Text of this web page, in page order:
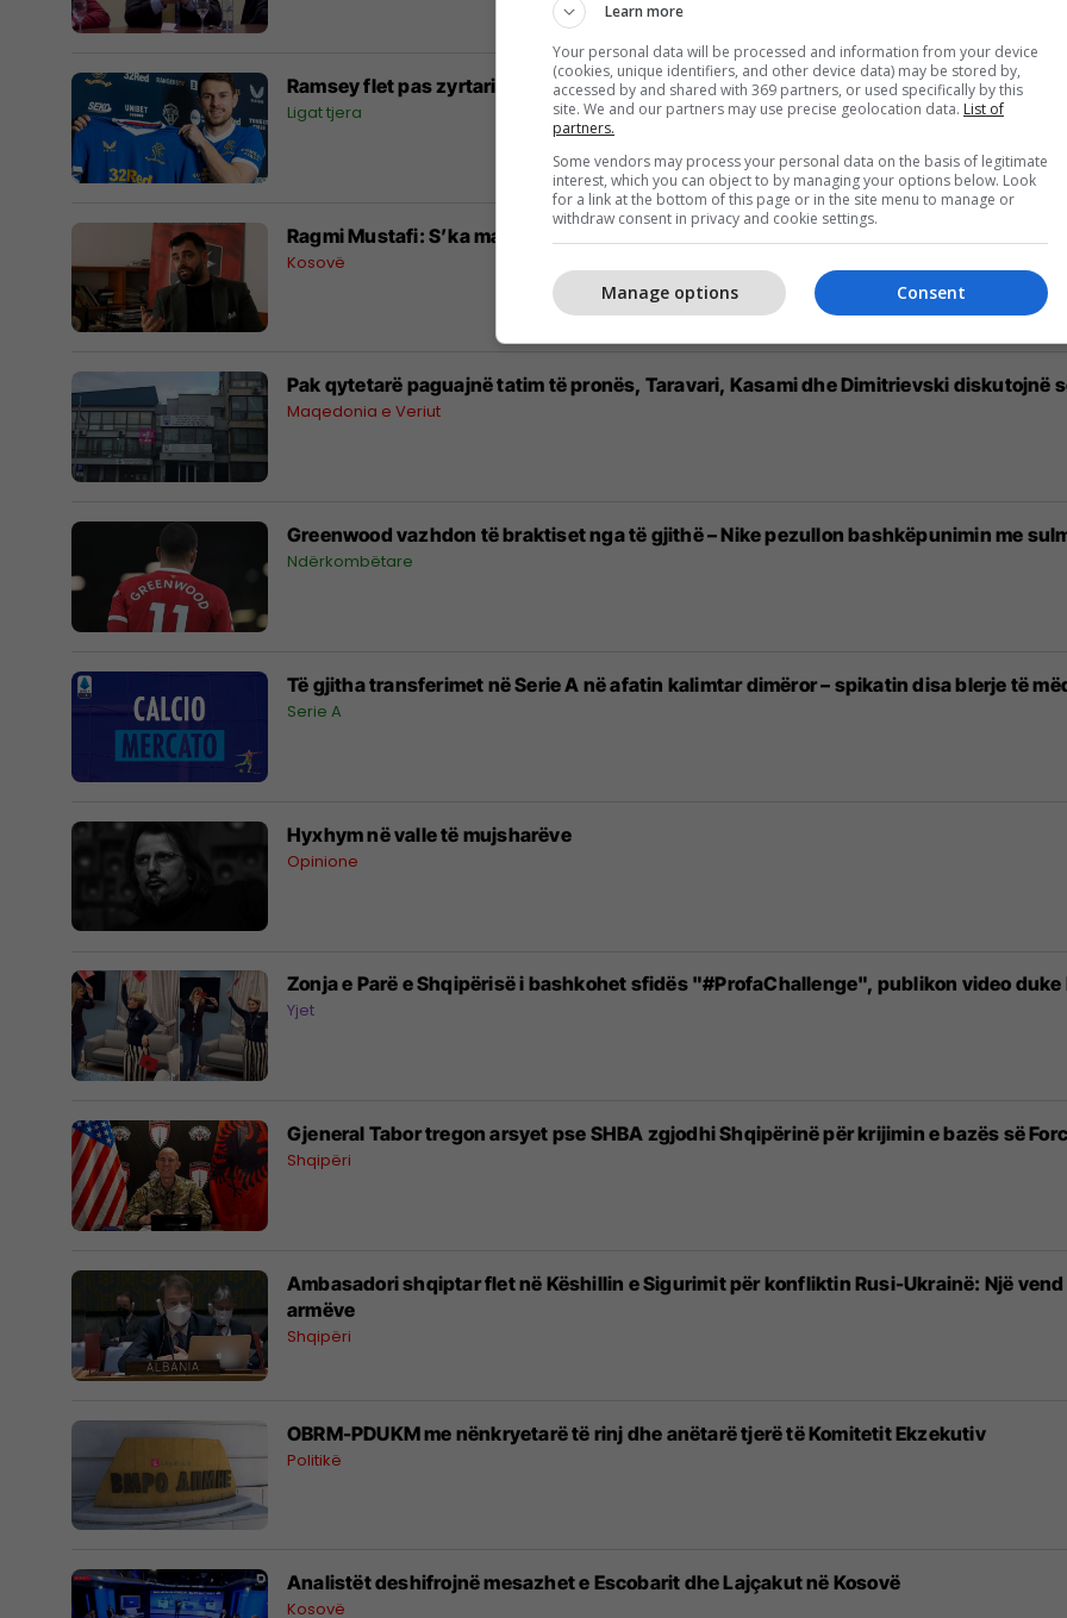
Ramsey flet pas zyrtarizimit te Rangers: Kam pasur shumë oferta
Ligat tjera
Ragmi Mustafi: S’ka marrëveshje pa trajtimin e çështjes shqiptare në Luginë
Kosovë
Pak qytetarë paguajnë tatim të pronës, Taravari, Kasami dhe Dimitrievski diskutojnë
Maqedonia e Veriut
Greenwood vazhdon të braktiset nga të gjithë – Nike pezullon bashkëpunimin me
Ndërkombëtare
Të gjitha transferimet në Serie A në afatin kalimtar dimëror – spikatin disa blerje të
Serie A
Hyxhym në valle të mujsharëve
Opinione
Zonja e Parë e Shqipërisë i bashkohet sfidës "#ProfaChallenge", publikon video
Yjet
Gjeneral Tabor tregon arsyet pse SHBA zgjodhi Shqipërinë për krijimin e bazës së
Shqipëri
Ambasadori shqiptar flet në Këshillin e Sigurimit për konfliktin Rusi-Ukrainë: Një
armëve
Shqipëri
OBRM-PDUKM me nënkryetarë të rinj dhe anëtarë tjerë të Komitetit Ekzekutiv
Politikë
Analistët deshifrojnë mesazhet e Escobarit dhe Lajçakut në Kosovë
Kosovë
Learn more
Your personal data will be processed and information from your device
(cookies, unique identifiers, and other device data) may be stored by,
accessed by and shared with 369 partners, or used specifically by this
site. We and our partners may use precise geolocation data. List of
partners.
Some vendors may process your personal data on the basis of legitimate
interest, which you can object to by managing your options below. Look
for a link at the bottom of this page or in the site menu to manage or
withdraw consent in privacy and cookie settings.
Consent
Manage options